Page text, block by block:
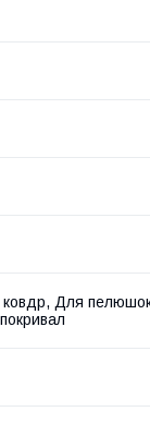
ковдр, Для